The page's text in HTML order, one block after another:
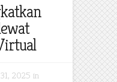
2025 in